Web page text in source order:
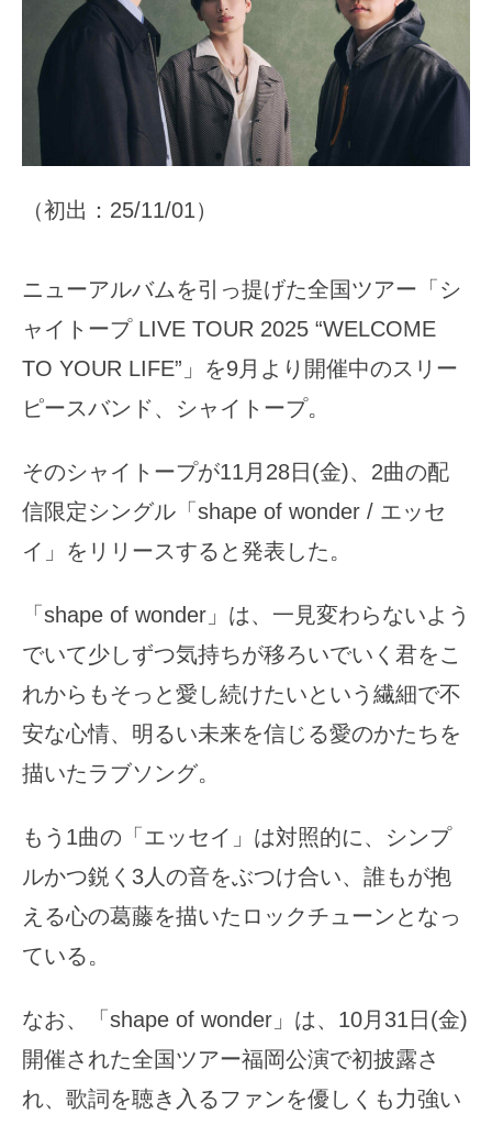
（初出：25/11/01）
ニューアルバムを引っ提げた全国ツアー「シ
ャイトープ LIVE TOUR 2025 “WELCOME
TO YOUR LIFE”」を9月より開催中のスリー
ピースバンド、シャイトープ。
そのシャイトープが11月28日(金)、2曲の配
信限定シングル「shape of wonder / エッセ
イ」をリリースすると発表した。
「shape of wonder」は、一見変わらないよう
でいて少しずつ気持ちが移ろいでいく君をこ
れからもそっと愛し続けたいという繊細で不
安な心情、明るい未来を信じる愛のかたちを
描いたラブソング。
もう1曲の「エッセイ」は対照的に、シンプ
ルかつ鋭く3人の音をぶつけ合い、誰もが抱
える心の葛藤を描いたロックチューンとなっ
ている。
なお、「shape of wonder」は、10月31日(金)
開催された全国ツアー福岡公演で初披露さ
れ、歌詞を聴き入るファンを優しくも力強い